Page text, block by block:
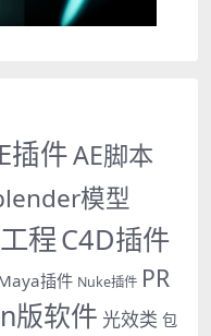
插件AE脚本
模型
程C4D插件
插件 Nuke插件 PR
版软件 光效类 包